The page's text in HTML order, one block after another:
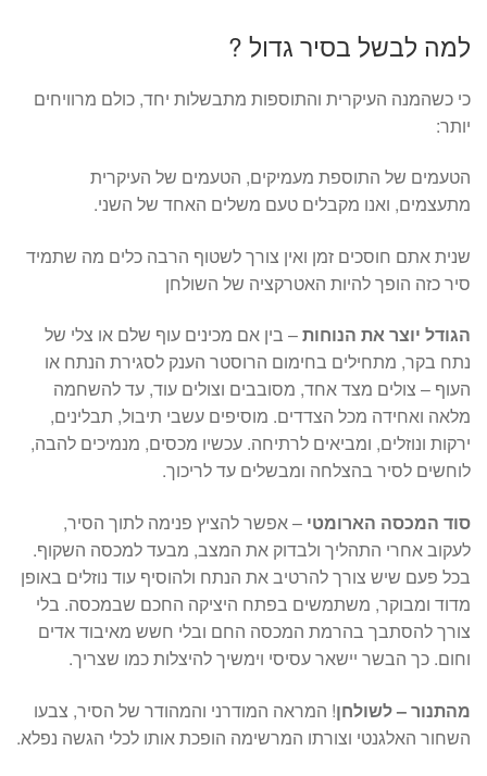
למה לבשל בסיר גדול ?
כי כשהמנה העיקרית והתוספות מתבשלות יחד, כולם מרוויחים
יותר:
הטעמים של התוספת מעמיקים, הטעמים של העיקרית
מתעצמים, ואנו מקבלים טעם משלים האחד של השני.
שנית אתם חוסכים זמן ואין צורך לשטוף הרבה כלים מה שתמיד
סיר כזה הופך להיות האטרקציה של השולחן
הגודל יוצר את הנוחות– בין אם מכינים עוף שלם או צלי של
נתח בקר, מתחילים בחימום הרוסטר הענק לסגירת הנתח או
העוף – צולים מצד אחד, מסובבים וצולים עוד, עד להשחמה
מלאה ואחידה מכל הצדדים. מוסיפים עשבי תיבול, תבלינים,
ירקות ונוזלים, ומביאים לרתיחה. עכשיו מכסים, מנמיכים להבה,
לוחשים לסיר בהצלחה ומבשלים עד לריכוך.
סוד המכסה הארומטי – אפשר להציץ פנימה לתוך הסיר,
לעקוב אחרי התהליך ולבדוק את המצב, מבעד למכסה השקוף.
בכל פעם שיש צורך להרטיב את הנתח ולהוסיף עוד נוזלים באופן
מדוד ומבוקר, משתמשים בפתח היציקה החכם שבמכסה. בלי
צורך להסתבך בהרמת המכסה החם ובלי חשש מאיבוד אדים
וחום. כך הבשר יישאר עסיסי וימשיך להיצלות כמו שצריך.
מהתנור – לשולחן! המראה המודרני והמהודר של הסיר, צבעו
השחור האלגנטי וצורתו המרשימה הופכת אותו לכלי הגשה נפלא.